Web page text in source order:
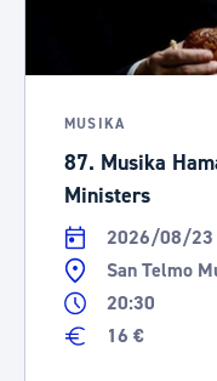
MUSIKA
87. Musika
Ministers
2026/08/23
San Telmo
20:30
16 €